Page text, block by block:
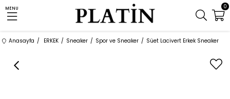
MENU 0
Anasayfa ERKEK Sneaker Spor ve Sneaker Süet Lacivert Erkek Sneaker